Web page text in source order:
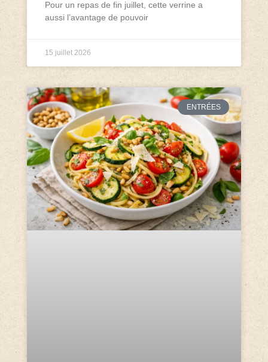
Pour un repas de fin juillet, cette verrine a
aussi l’avantage de pouvoir
15 juillet 2026
ENTRÉES